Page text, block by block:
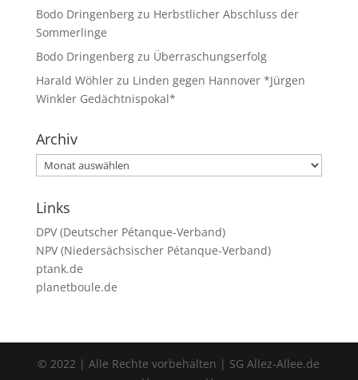
Bodo Dringenbergzu Herbstlicher Abschluss der
Sommerlinge
Bodo Dringenbergzu Überraschungserfolg
Harald Wöhlerzu Linden gegen Hannover *Jürgen
Winkler Gedächtnispokal*
Archiv
Archiv
Links
DPV (Deutscher Pétanque-Verband)
NPV (Niedersächsischer Pétanque-Verband)
ptank.de
planetboule.de
© 2022 | Alle Rechte vorbehalten | SG Allez-Allee.de